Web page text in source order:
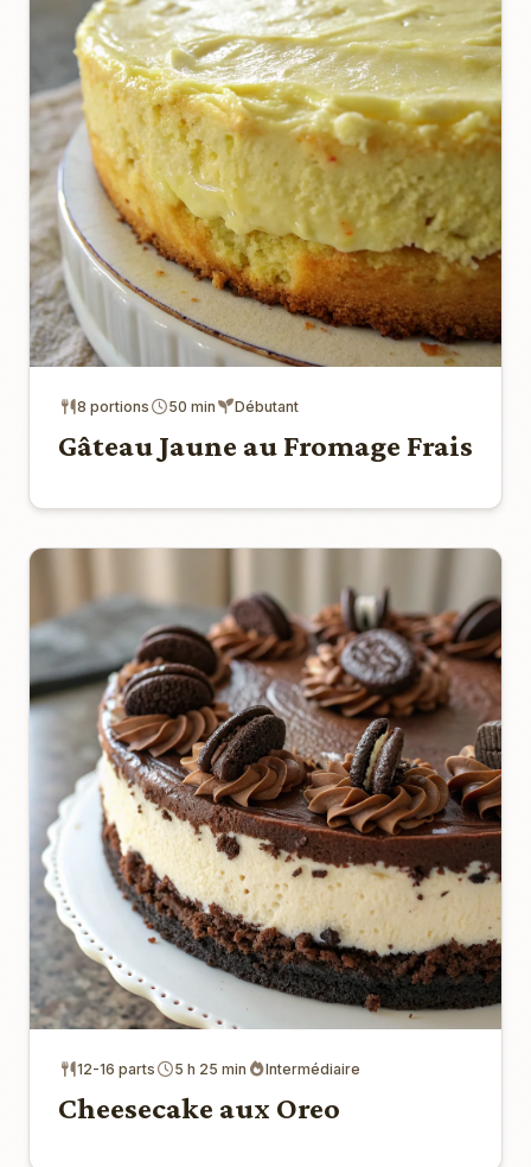
8 portions 50 min Débutant
Gâteau Jaune au Fromage Frais
12-16 parts 5 h 25 min Intermédiaire
Cheesecake aux Oreo